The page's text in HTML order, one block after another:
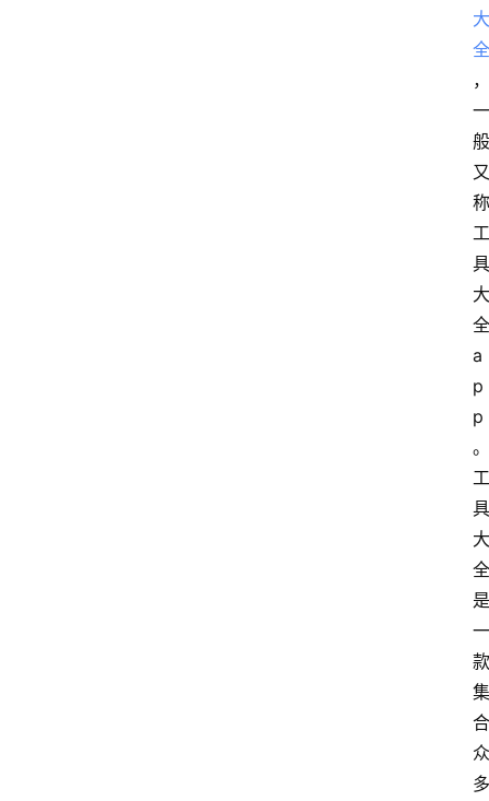
大
全
，
一
般
又
称
工
具
大
全
a
p
p
。
工
具
大
全
是
一
款
集
合
众
多